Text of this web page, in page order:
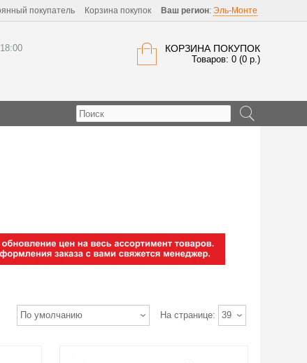
покупатель Корзина покупок Ваш регион: Эль-Монте
КОРЗИНА ПОКУПОК
Товаров: 0 (0 р.)
На странице: 39
По умолчанию